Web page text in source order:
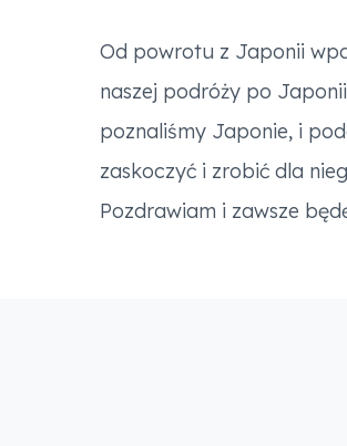
Od powrotu z Japonii
naszej podróży po
poznaliśmy Japonie, i
zaskoczyć i zrobić dla
Pozdrawiam i zawsze